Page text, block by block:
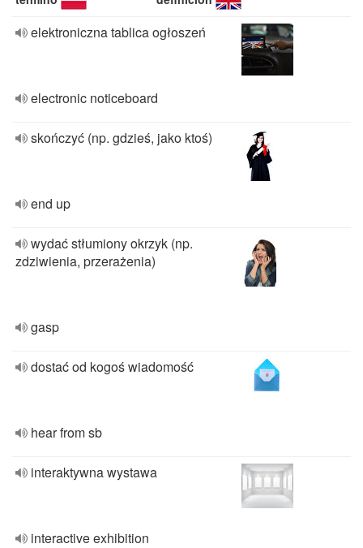
elektroniczna tablica ogłoszeń
electronic noticeboard
skończyć (np. gdzieś, jako ktoś)
end up
wydać stłumiony okrzyk (np.
zdziwienia, przerażenia)
gasp
dostać od kogoś wiadomość
hear from sb
interaktywna wystawa
interactive exhibition